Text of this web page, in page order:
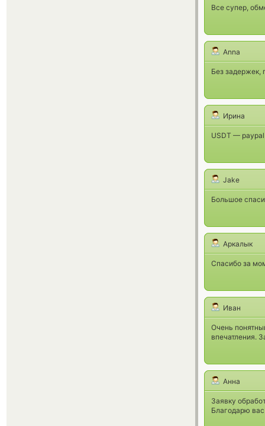
Все супер,
Anna
Без задержек,
Ирина
USDT — paypal
Jake
Большое
Аркалык
Спасибо за
Иван
Очень
впечатления.
Анна
Заявку
Благодарю